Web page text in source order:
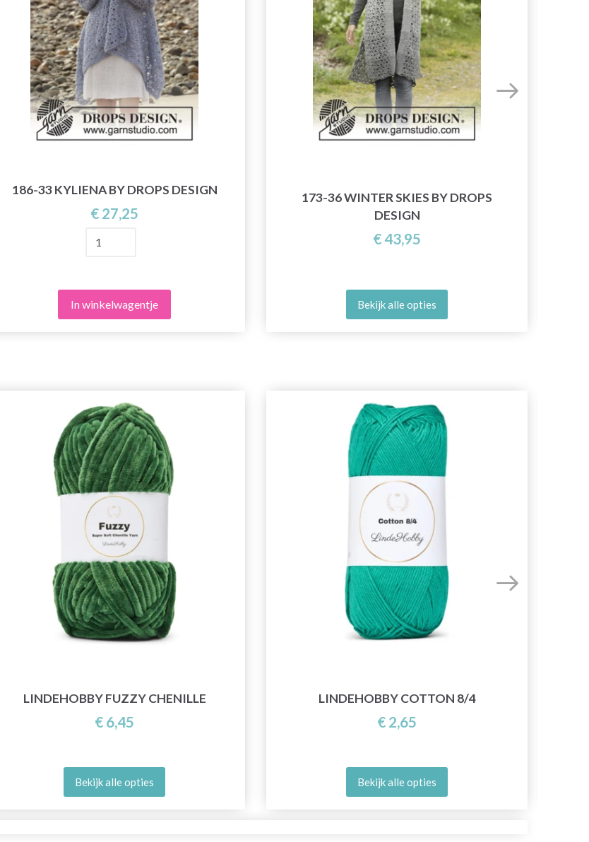
186-33 KYLIENA BY DROPS DESIGN
€ 27,25
In winkelwagentje
173-36 WINTER SKIES BY DROPS
DESIGN
€ 43,95
Bekijk alle opties
LINDEHOBBY FUZZY CHENILLE
€ 6,45
Bekijk alle opties
LINDEHOBBY COTTON 8/4
€ 2,65
Bekijk alle opties